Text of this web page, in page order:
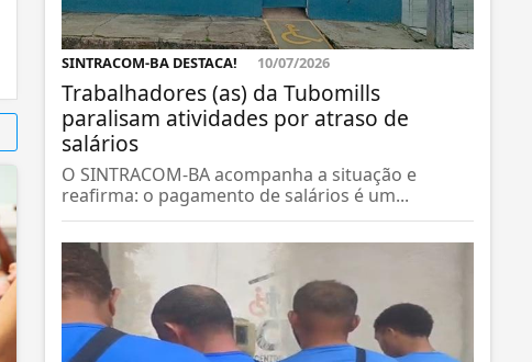
SINTRACOM-BA DESTACA! 10/07/2026
Trabalhadores (as) da Tubomills
paralisam atividades por atraso de
salários
O SINTRACOM-BA acompanha a situação e
reafirma: o pagamento de salários é um...